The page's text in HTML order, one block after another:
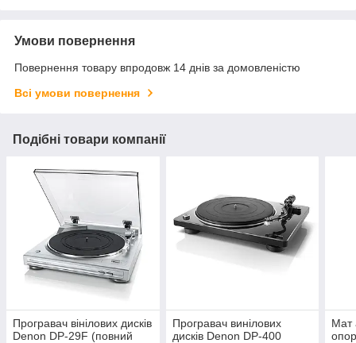
Умови повернення
Повернення товару впродовж 14 днів за домовленістю
Всі умови повернення
Подібні товари компанії
Програвач вінілових дисків
Denon DP-29F (повний
Програвач винілових
дисків Denon DP-400
Мат